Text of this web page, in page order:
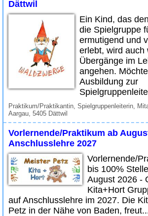
Dättwil
Ein Kind, das
die Spielgruppe
ermutigend und
erlebt, wird auch
Übergänge im
angehen.
Ausbildung zur
Praktikum/Praktikantin, Spielgruppenleiterin,
Aargau, 5405 Dättwil
Vorlernende/Praktikum ab
Anschlusslehre 2027
Vorlernende/
bis 100%
August 2026 -
Kita+Hort
auf Anschlusslehre im 2027. Die
Petz in der Nähe von Baden,